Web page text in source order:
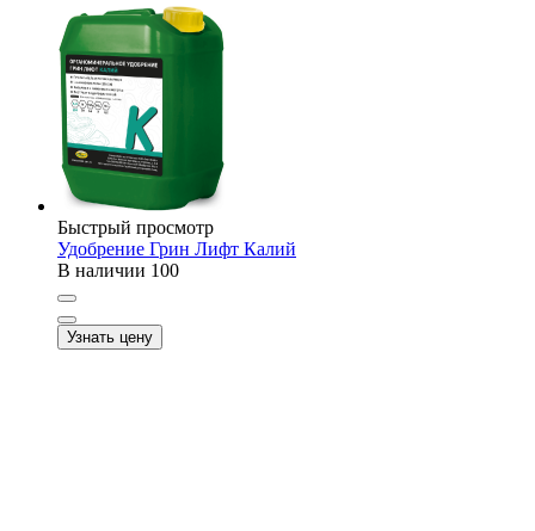
Быстрый просмотр
Удобрение Грин Лифт Калий
В наличии 100
Узнать цену